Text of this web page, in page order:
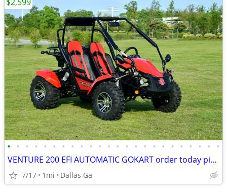
• • • • • • • • • • • • • • • • • • • • • • • •
VENTURE 200 EFI AUTOMATIC GOKART order today pick up same day
7/17 1mi Dallas Ga